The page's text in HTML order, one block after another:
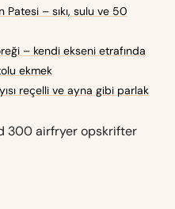
Patesi – sıkı, sulu ve 50
– kendi ekseni etrafında
ekmek
reçelli ve ayna gibi parlak
300 airfryer opskrifter